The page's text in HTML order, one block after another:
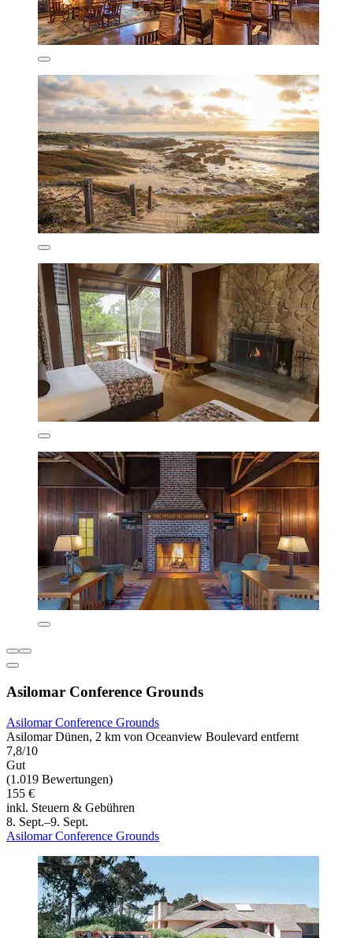
Asilomar Conference Grounds
Asilomar Conference Grounds
Asilomar Dünen, 2 km von Oceanview Boulevard entfernt
7,8/10
Gut
(1.019 Bewertungen)
155 €
inkl. Steuern & Gebühren
8. Sept.–9. Sept.
Asilomar Conference Grounds